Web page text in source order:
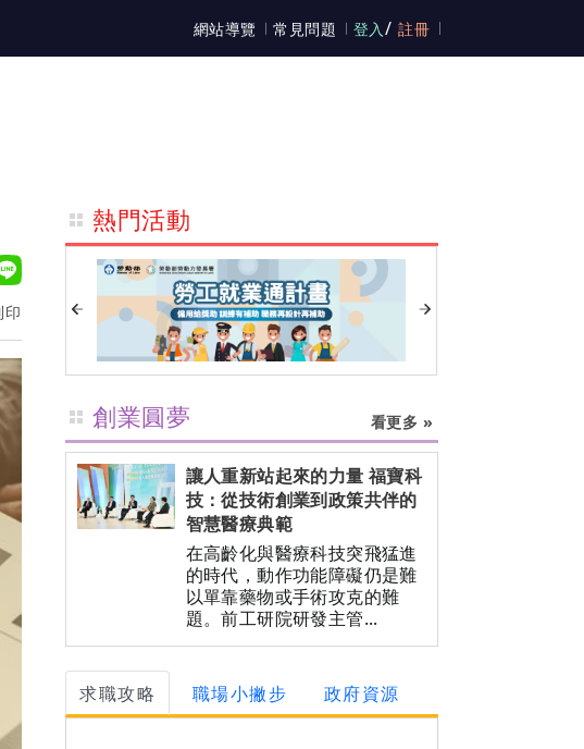
網站導覽 常見問題 登入 / 註冊
印
熱門活動
創業圓夢 看更多 »
讓人重新站起來的力量 福寶科
技：從技術創業到政策共伴的
智慧醫療典範
在高齡化與醫療科技突飛猛進
的時代，動作功能障礙仍是難
以單靠藥物或手術攻克的難
題。前工研院研發主管...
求職攻略 職場小撇步 政府資源